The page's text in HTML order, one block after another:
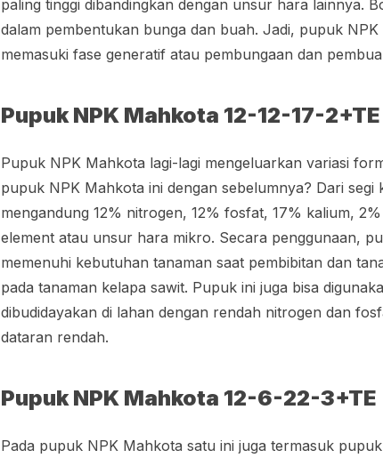
paling tinggi dibandingkan dengan unsur hara lainnya.
dalam pembentukan bunga dan buah. Jadi, pupuk
memasuki fase generatif atau pembungaan dan
Pupuk NPK Mahkota 12-12-17-2+TE
Pupuk NPK Mahkota lagi-lagi mengeluarkan variasi
pupuk NPK Mahkota ini dengan sebelumnya? Dari
mengandung 12% nitrogen, 12% fosfat, 17% kalium,
element atau unsur hara mikro. Secara penggunaan,
memenuhi kebutuhan tanaman saat pembibitan dan
pada tanaman kelapa sawit. Pupuk ini juga bisa
dibudidayakan di lahan dengan rendah nitrogen dan
dataran rendah.
Pupuk NPK Mahkota 12-6-22-3+TE
Pada pupuk NPK Mahkota satu ini juga termasuk